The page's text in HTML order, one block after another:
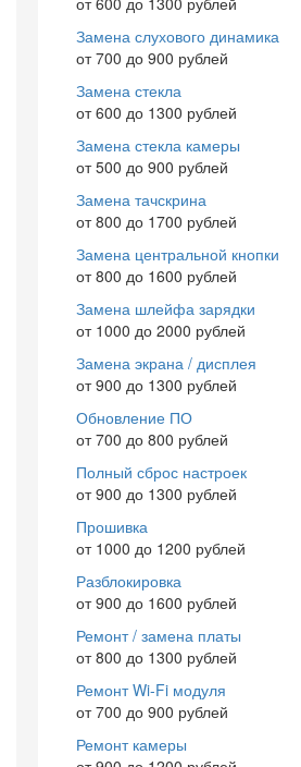
Замена слухового динамика
от 700 до 900 рублей
Замена стекла
от 600 до 1300 рублей
Замена стекла камеры
от 500 до 900 рублей
Замена тачскрина
от 800 до 1700 рублей
Замена центральной кнопки
от 800 до 1600 рублей
Замена шлейфа зарядки
от 1000 до 2000 рублей
Замена экрана / дисплея
от 900 до 1300 рублей
Обновление ПО
от 700 до 800 рублей
Полный сброс настроек
от 900 до 1300 рублей
Прошивка
от 1000 до 1200 рублей
Разблокировка
от 900 до 1600 рублей
Ремонт / замена платы
от 800 до 1300 рублей
Ремонт Wi-Fi модуля
от 700 до 900 рублей
Ремонт камеры